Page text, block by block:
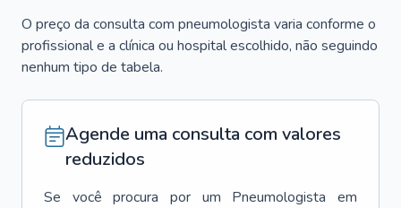
O preço da consulta com pneumologista varia conforme o
profissional e a clínica ou hospital escolhido, não seguindo
nenhum tipo de tabela.
Agende uma consulta com valores
reduzidos
Se você procura por um Pneumologista
em